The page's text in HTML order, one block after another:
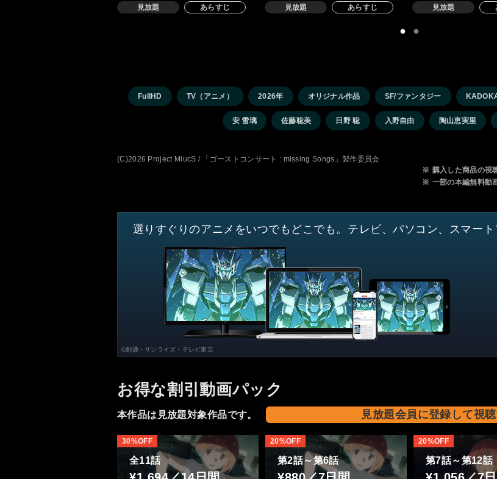
見放題 あらすじ 見放題 あらすじ 見放題
FullHD TV（アニメ） 2026年 オリジナル作品 SF/ファンタジー
安 雪璃 佐藤聡美 日野 聡 入野自由 陶山恵実里
(C)2026 Project MiucS / 「ゴーストコンサート : missing Songs」製作委員会
※ 購入した商品の視
※ 一部の本編無料動
選りすぐりのアニメをいつでもどこでも。テレビ、パソコン、スマー
©創通・サンライズ・テレビ東京
お得な割引動画パック
本作品は見放題対象作品です。 見放題会員に登録して視
全11話
30%OFF
第2話～第6話
20%OFF
第7話～第12話
20%OFF